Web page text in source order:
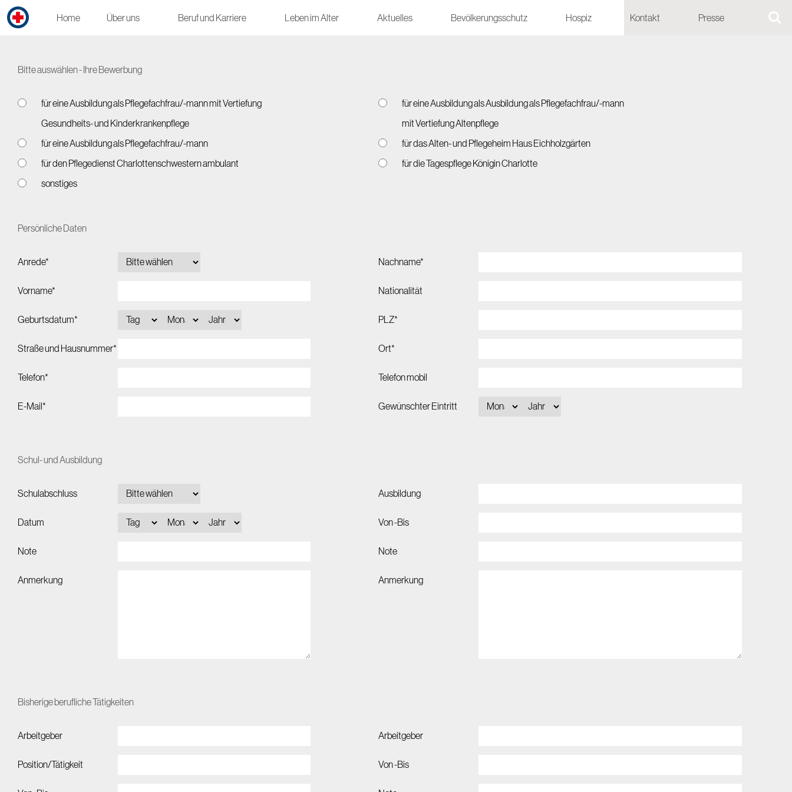
Home Über uns Beruf und Karriere Leben im Alter Aktuelles Bevölkerungsschutz Hospiz Kontakt Presse
Bitte auswählen - Ihre Bewerbung
für eine Ausbildung als Pflegefachfrau/-mann mit Vertiefung
Gesundheits- und Kinderkrankenpflege
für eine Ausbildung als Ausbildung als Pflegefachfrau/-mann
mit Vertiefung Altenpflege
für eine Ausbildung als Pflegefachfrau/-mann für das Alten- und Pflegeheim Haus Eichholzgärten
für den Pflegedienst Charlottenschwestern ambulant für die Tagespflege Königin Charlotte
sonstiges
Persönliche Daten
Anrede* Nachname*
Vorname* Nationalität
Geburtsdatum* PLZ*
Straße und Hausnummer* Ort*
Telefon* Telefon mobil
E-Mail* Gewünschter Eintritt
Schul- und Ausbildung
Schulabschluss Ausbildung
Datum Von -Bis
Note Note
Anmerkung Anmerkung
Bisherige berufliche Tätigkeiten
Arbeitgeber Arbeitgeber
Position/Tätigkeit Von -Bis